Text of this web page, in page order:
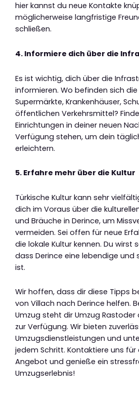
hier kannst du neue Kontakte
möglicherweise langfristige
schließen.
4. Informiere dich über die
Es ist wichtig, dich über die
informieren. Wo befinden sich
Supermärkte, Krankenhäuser,
öffentlichen Verkehrsmittel?
Einrichtungen in deiner neuen
Verfügung stehen, um dein
erleichtern.
5. Erfahre mehr über die Kultur
Türkische Kultur kann sehr
dich im Voraus über die
und Bräuche in Derince, um
vermeiden. Sei offen für neue
die lokale Kultur kennen. Du wirst
dass Derince eine lebendige und
ist.
Wir hoffen, dass dir diese Tipps
von Villach nach Derince helfen.
Umzug steht dir Umzug Rastoder
zur Verfügung. Wir bieten
Umzugsdienstleistungen und
jedem Schritt. Kontaktiere uns für
Angebot und genieße ein
Umzugserlebnis!